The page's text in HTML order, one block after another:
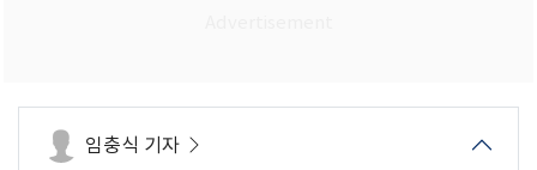
임충식 기자